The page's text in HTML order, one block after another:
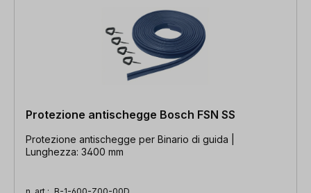
Protezione antischegge Bosch FSN SS
Protezione antischegge per Binario di guida |
Lunghezza: 3400 mm